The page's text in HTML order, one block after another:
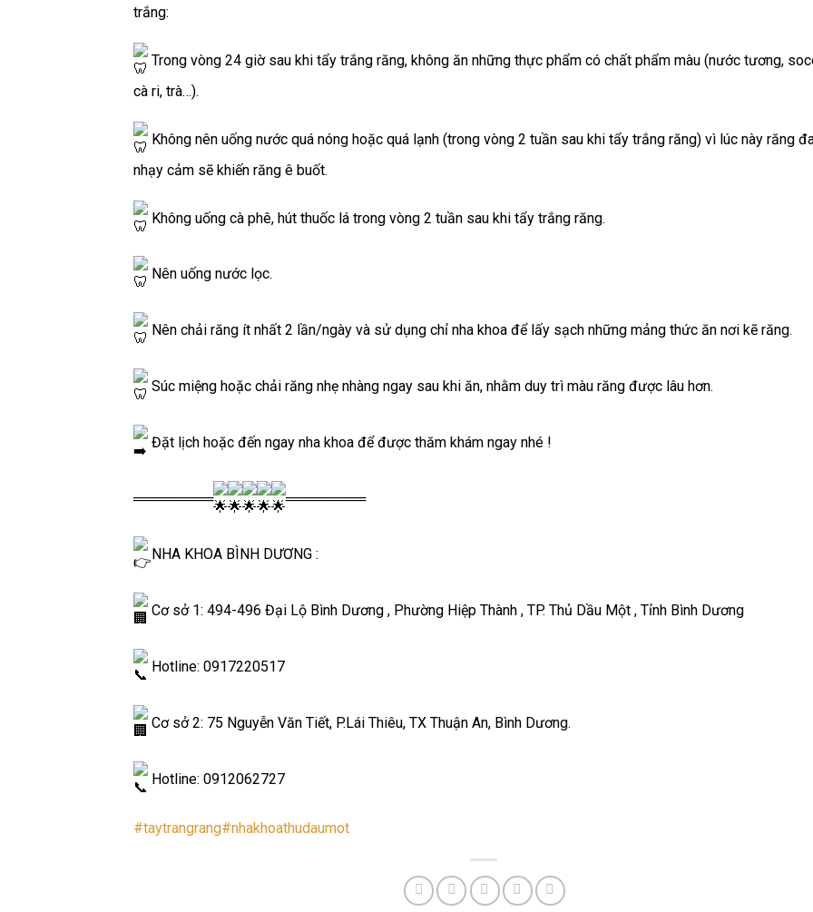
trắng:
Trong vòng 24 giờ sau khi tẩy trắng răng, không ăn những thực phẩm có chất phẩm màu (nước tương,
cà ri, trà…).
Không nên uống nước quá nóng hoặc quá lạnh (trong vòng 2 tuần sau khi tẩy trắng răng) vì lúc này răng
nhạy cảm sẽ khiến răng ê buốt.
Không uống cà phê, hút thuốc lá trong vòng 2 tuần sau khi tẩy trắng răng.
Nên uống nước lọc.
Nên chải răng ít nhất 2 lần/ngày và sử dụng chỉ nha khoa để lấy sạch những mảng thức ăn nơi kẽ răng.
Súc miệng hoặc chải răng nhẹ nhàng ngay sau khi ăn, nhằm duy trì màu răng được lâu hơn.
Đặt lịch hoặc đến ngay nha khoa để được thăm khám ngay nhé !
════════ ════════
NHA KHOA BÌNH DƯƠNG :
Cơ sở 1: 494-496 Đại Lộ Bình Dương , Phường Hiệp Thành , TP. Thủ Dầu Một , Tỉnh Bình Dương
Hotline: 0917220517
Cơ sở 2: 75 Nguyễn Văn Tiết, P.Lái Thiêu, TX Thuận An, Bình Dương.
Hotline: 0912062727
#taytrangrang#nhakhoathudaumot